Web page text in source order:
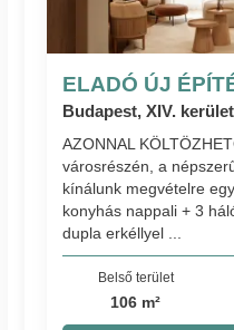
ELADÓ ÚJ
Budapest, XIV.
AZONNAL
városrészén, a
kínálunk megvételre
konyhás nappali + 3
dupla erkéllyel ...
Belső terület
106 m²